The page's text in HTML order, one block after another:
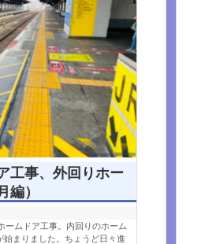
工事、外回りホー
編）
ームドア工事。内回りのホーム
まりました。ちょうど日々進